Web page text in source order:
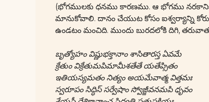
(భోగములకు ధనము కారణము. ఆ భోగము నరకానికి
మానుకోవాలి. దానం చేయుట కోసం ఐశ్వర్యాన్ని
ఉండటం మంచిది. ముందు బురదలోకి దిగి,
బృత్యోహం విష్ణుభక్తానాం శాసితారస్త ఏవమే
క్రేతుం విక్రేతుమపిమామీశతేతే యతేప్సితం
ఇతియస్యమతం నిత్యం అయమేవాత్మ విత్తమః
స్వరూపం సిద్ధిస్ సర్వేషాం స్వోజ్జీవనమపి ధృవం